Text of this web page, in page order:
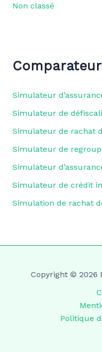
Non classé
Simulateur
Simulateur de
Simulateur de rachat
Simulateur de
Simulateur
Simulateur de crédit
Simulation de rachat
Copyright © 2026
Politique